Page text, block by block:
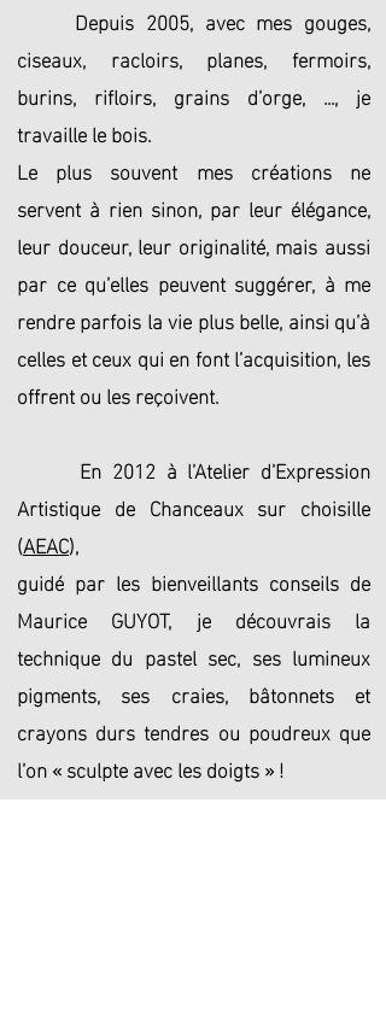
Depuis 2005, avec mes gouges,
ciseaux, racloirs, planes, fermoirs,
burins, rifloirs, grains d’orge, ..., je
travaille le bois.
Le plus souvent mes créations ne
servent à rien sinon, par leur élégance,
leur douceur, leur originalité, mais aussi
par ce qu’elles peuvent suggérer, à me
rendre parfois la vie plus belle, ainsi qu’à
celles et ceux qui en font l’acquisition, les
offrent ou les reçoivent.
En 2012 à l’Atelier d’Expression
Artistique de Chanceaux sur choisille
(AEAC),
guidé par les bienveillants conseils de
Maurice GUYOT, je découvrais la
technique du pastel sec, ses lumineux
pigments, ses craies, bâtonnets et
crayons durs tendres ou poudreux que
l’on « sculpte avec les doigts » !